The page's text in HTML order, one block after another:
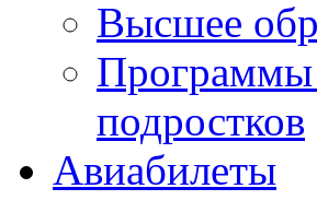
Высшее
Программы
подростков
Авиабилеты